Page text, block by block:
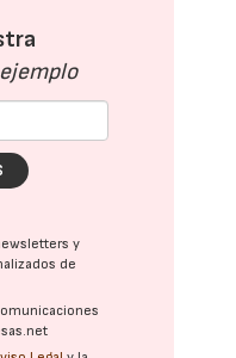
y
de